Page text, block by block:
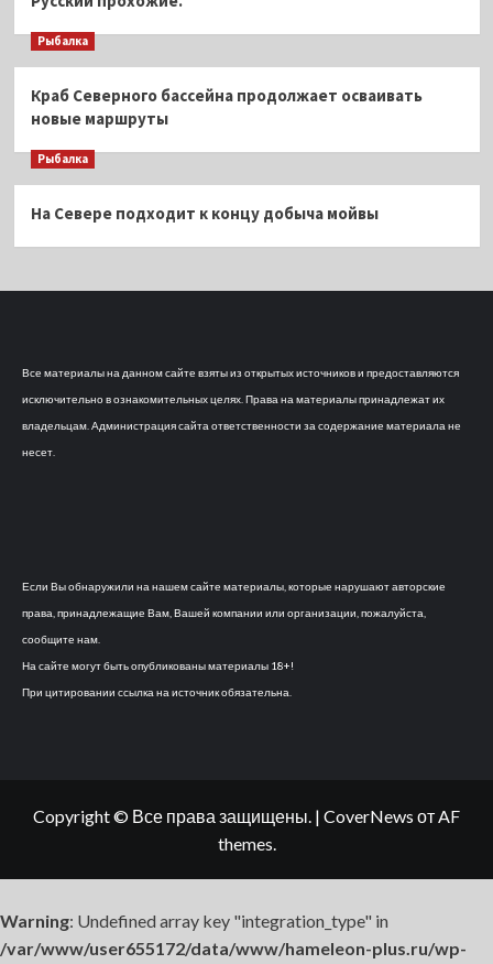
Рыбалка
Краб Северного бассейна продолжает осваивать
новые маршруты
Рыбалка
На Севере подходит к концу добыча мойвы
Все материалы на данном сайте взяты из открытых источников и предоставляются
исключительно в ознакомительных целях. Права на материалы принадлежат их
владельцам. Администрация сайта ответственности за содержание материала не
несет.
Если Вы обнаружили на нашем сайте материалы, которые нарушают авторские
права, принадлежащие Вам, Вашей компании или организации, пожалуйста,
сообщите нам.
На сайте могут быть опубликованы материалы 18+!
При цитировании ссылка на источник обязательна.
Copyright © Все права защищены. | CoverNews от AF
themes.
Warning: Undefined array key "integration_type" in
/var/www/user655172/data/www/hameleon-plus.ru/wp-